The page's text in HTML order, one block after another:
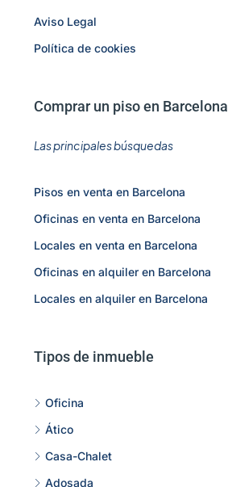
Aviso Legal
Política de cookies
Comprar un piso en Barcelona
Las principales búsquedas
Pisos en venta en Barcelona
Oficinas en venta en Barcelona
Locales en venta en Barcelona
Oficinas en alquiler en Barcelona
Locales en alquiler en Barcelona
Tipos de inmueble
Oficina
Ático
Casa-Chalet
Adosada